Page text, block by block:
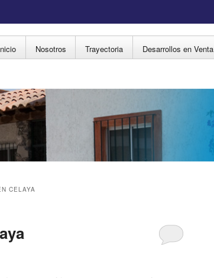
Ir al contenido principal
Ir al contenido secundario
Nosotros Trayectoria Desarrollos en Venta
CELAYA